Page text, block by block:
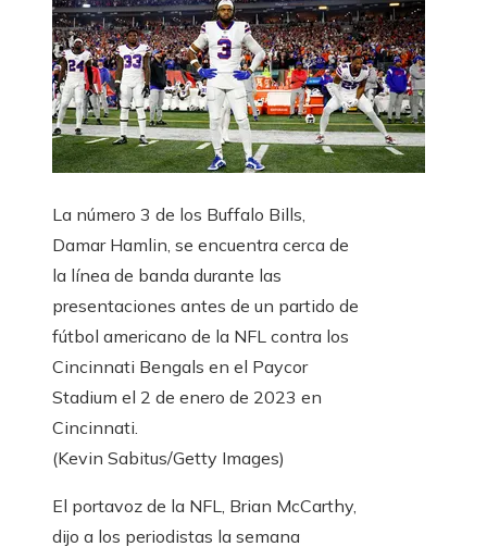
La número 3 de los Buffalo Bills,
Damar Hamlin, se encuentra cerca de
la línea de banda durante las
presentaciones antes de un partido de
fútbol americano de la NFL contra los
Cincinnati Bengals en el Paycor
Stadium el 2 de enero de 2023 en
Cincinnati.
(Kevin Sabitus/Getty Images)
El portavoz de la NFL, Brian McCarthy,
dijo a los periodistas la semana